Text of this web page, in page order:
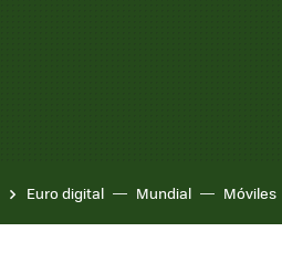
Euro digital Mundial Móviles
Pixel 10a